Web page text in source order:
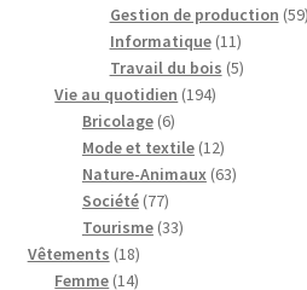
Gestion de production 59
Informatique 1111
produits
Travail du bois 55
Vie au quotidien 194194
Bricolage 66
produits
Mode et textile 1212
produits
Nature-Animaux 6363
Société 7777
produits
Tourisme 3333
Vêtements 1818
produits
Femme 1414